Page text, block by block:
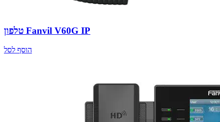
טלפון Fanvil V60G IP
הוסף לסל